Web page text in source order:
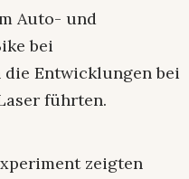
Auto- und
bei
Entwicklungen bei
führten.
zeigten